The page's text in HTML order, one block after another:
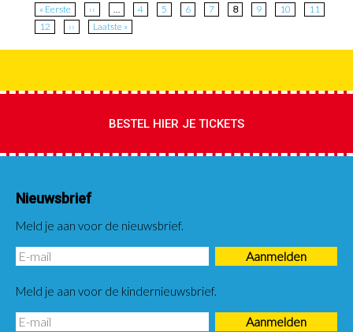
Paginatie
Eerste
pagina
« Eerste
Vorige
pagina
‹‹ … Page
4 Page
5 Page
6 Page
7
Huidige
pagina
8 Page
9 Page
10 Page
11
Page
12
Volgende
pagina
››
Laatste
pagina
Laatste »
BESTEL HIER JE TICKETS
Nieuwsbrief
Meld je aan voor de nieuwsbrief.
Meld je aan voor de kindernieuwsbrief.